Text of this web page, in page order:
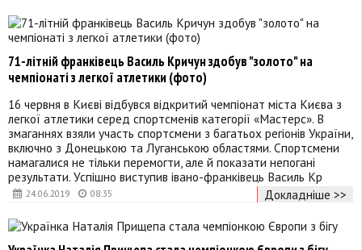
24.06.2019 08:35
71-літній франківець Василь Кричун здобув "золото" на
чемпіонаті з легкої атлетики (фото)
16 червня в Києві відбувся відкритий чемпіонат міста Києва з
легкої атлетики серед спортсменів категорії «Мастерс». В
змаганнях взяли участь спортсмени з багатьох регіонів України,
включно з Донецькою та Луганською областями. Спортсмени
намагалися не тільки перемогти, але й показати непогані
результати. Успішно виступив івано-франківець Василь Кр
Докладніше >>